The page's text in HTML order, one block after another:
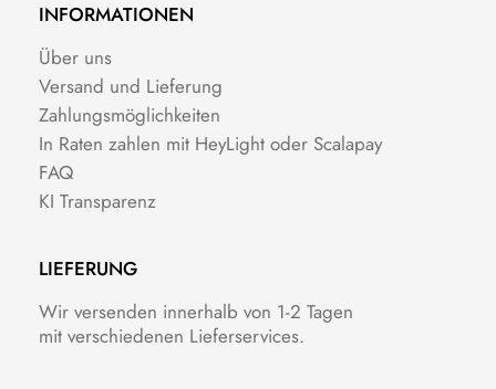
INFORMATIONEN
Über uns
Versand und Lieferung
Zahlungsmöglichkeiten
In Raten zahlen mit HeyLight oder Scalapay
FAQ
KI Transparenz
LIEFERUNG
Wir versenden innerhalb von 1-2 Tagen
mit verschiedenen Lieferservices.